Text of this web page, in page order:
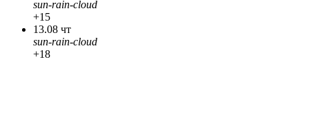
sun-rain-cloud
+15
13.08 чт
sun-rain-cloud
+18